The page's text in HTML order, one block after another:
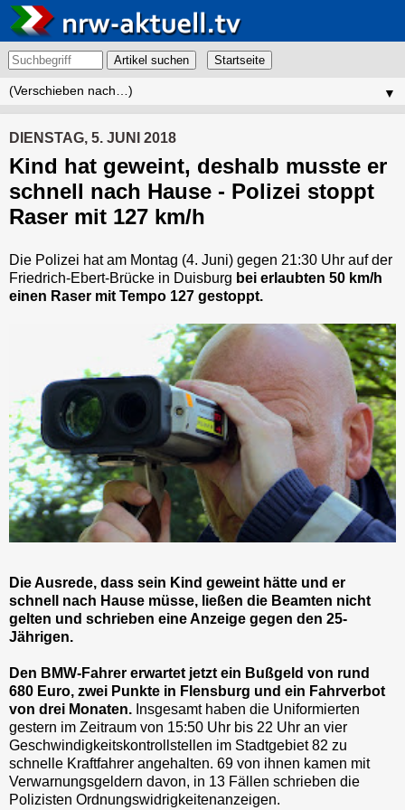
Artikel suchen
▼
DIENSTAG, 5. JUNI 2018
Kind hat geweint, deshalb musste er
schnell nach Hause - Polizei stoppt
Raser mit 127 km/h
Die Polizei hat am Montag (4. Juni) gegen 21:30 Uhr auf der
Friedrich-Ebert-Brücke in Duisburg bei erlaubten 50 km/h
einen Raser mit Tempo 127 gestoppt.
Die Ausrede, dass sein Kind geweint hätte und er
schnell nach Hause müsse, ließen die Beamten nicht
gelten und schrieben eine Anzeige gegen den 25-
Jährigen.
Den BMW-Fahrer erwartet jetzt ein Bußgeld von rund
680 Euro, zwei Punkte in Flensburg und ein Fahrverbot
von drei Monaten. Insgesamt haben die Uniformierten
gestern im Zeitraum von 15:50 Uhr bis 22 Uhr an vier
Geschwindigkeitskontrollstellen im Stadtgebiet 82 zu
schnelle Kraftfahrer angehalten. 69 von ihnen kamen mit
Verwarnungsgeldern davon, in 13 Fällen schrieben die
Polizisten Ordnungswidrigkeitenanzeigen.